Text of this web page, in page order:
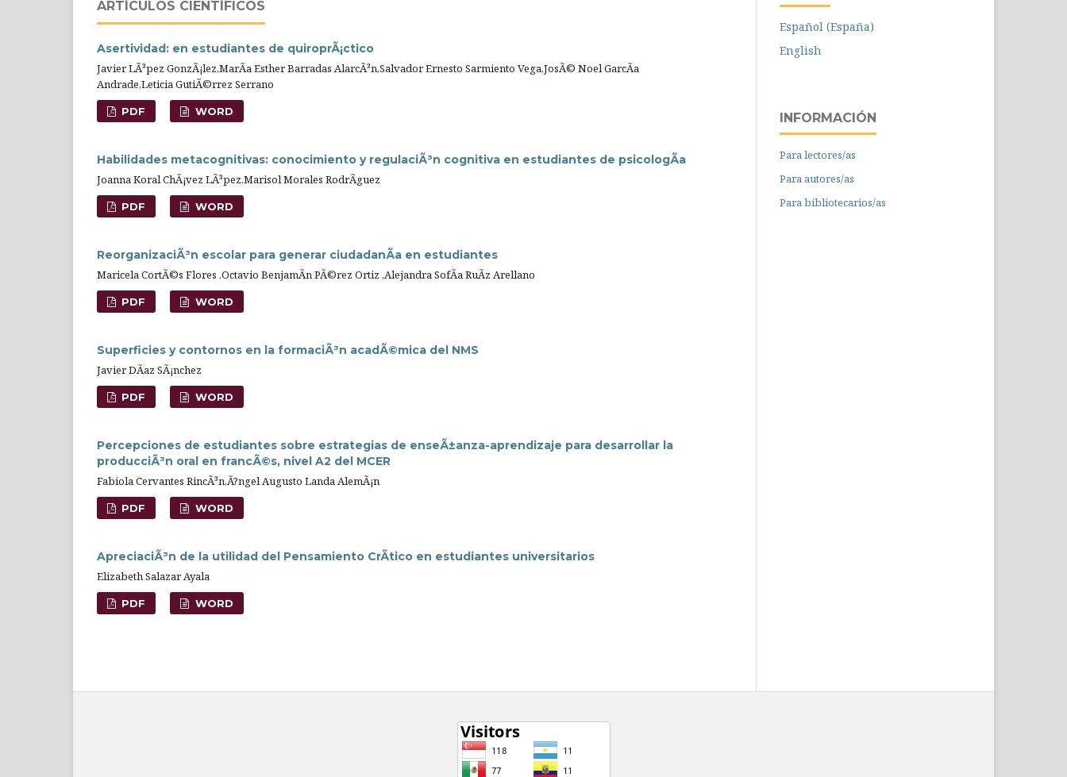
ARTÍ­CULOS CIENTÍFICOS
Asertividad: en estudiantes de quiroprÃ¡ctico
Javier LÃ³pez GonzÃ¡lez,MarÃ­a Esther Barradas AlarcÃ³n,Salvador Ernesto Sarmiento Vega,JosÃ© Noel GarcÃ­a
Andrade,Leticia GutiÃ©rrez Serrano
PDF WORD
Habilidades metacognitivas: conocimiento y regulaciÃ³n cognitiva en estudiantes de psicologÃ­a
Joanna Koral ChÃ¡vez LÃ³pez,Marisol Morales RodrÃ­guez
PDF WORD
ReorganizaciÃ³n escolar para generar ciudadanÃ­a en estudiantes
Maricela CortÃ©s Flores ,Octavio BenjamÃ­n PÃ©rez Ortiz ,Alejandra SofÃ­a RuÃ­z Arellano
PDF WORD
Superficies y contornos en la formaciÃ³n acadÃ©mica del NMS
Javier DÃ­az SÃ¡nchez
PDF WORD
Percepciones de estudiantes sobre estrategias de enseÃ±anza-aprendizaje para desarrollar la
producciÃ³n oral en francÃ©s, nivel A2 del MCER
Fabiola Cervantes RincÃ³n,Ã?ngel Augusto Landa AlemÃ¡n
PDF WORD
ApreciaciÃ³n de la utilidad del Pensamiento CrÃ­tico en estudiantes universitarios
Elizabeth Salazar Ayala
PDF WORD
Español (España)
English
INFORMACIÓN
Para lectores/as
Para autores/as
Para bibliotecarios/as